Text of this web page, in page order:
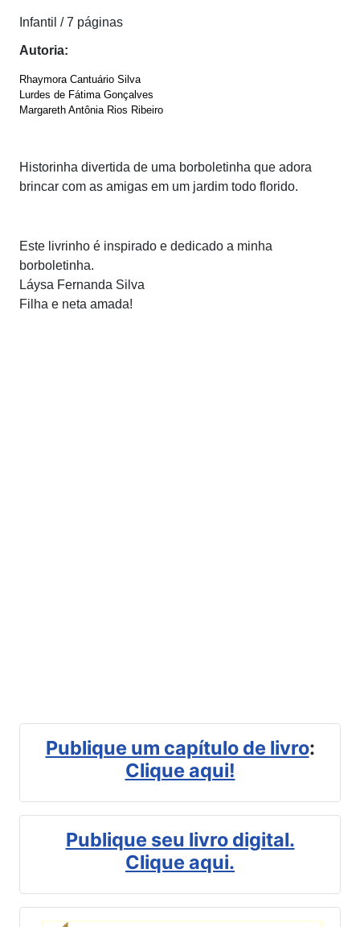
Infantil / 7 páginas
Autoria:
Rhaymora Cantuário Silva
Lurdes de Fátima Gonçalves
Margareth Antônia Rios Ribeiro
Historinha divertida de uma borboletinha que adora
brincar com as amigas em um jardim todo florido.
Este livrinho é inspirado e dedicado a minha
borboletinha.
Láysa Fernanda Silva
Filha e neta amada!
Publique um capítulo de livro:
Clique aqui!
Publique seu livro digital.
Clique aqui.